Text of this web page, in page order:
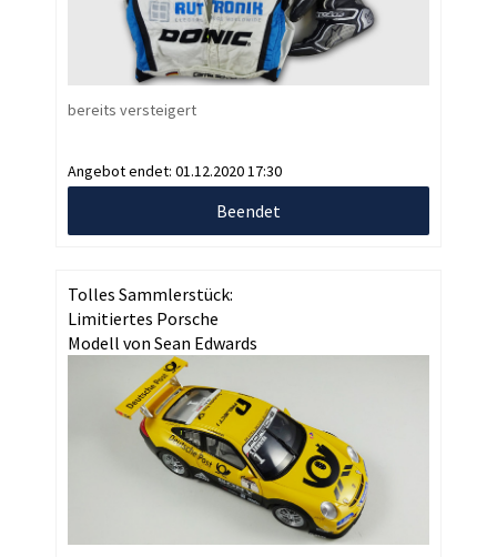
bereits versteigert
Angebot endet: 01.12.2020 17:30
Beendet
Tolles Sammlerstück:
Limitiertes Porsche
Modell von Sean Edwards